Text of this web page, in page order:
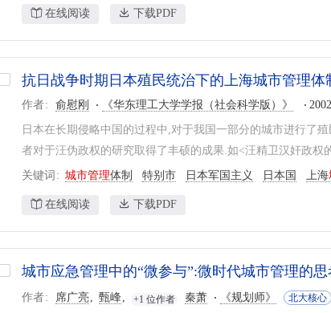
在线阅读 下载PDF
抗日战争时期日本殖民统治下的上海城市管理体
作者 俞慰刚 《华东理工大学学报（社会科学版）》
日本在长期侵略中国的过程中,对于我国一部分的城市进行了
者对于汪伪政权的研究取得了丰硕的成果.如<汪精卫汉奸政
关键词 城市管理体制 特别市 日本军国主义 日本国 上海
在线阅读 下载PDF
城市应急管理中的“微参与”:微时代城市管理的思
作者 席广亮 甄峰 +1 位作者 秦萧 《规划师》 北大核心